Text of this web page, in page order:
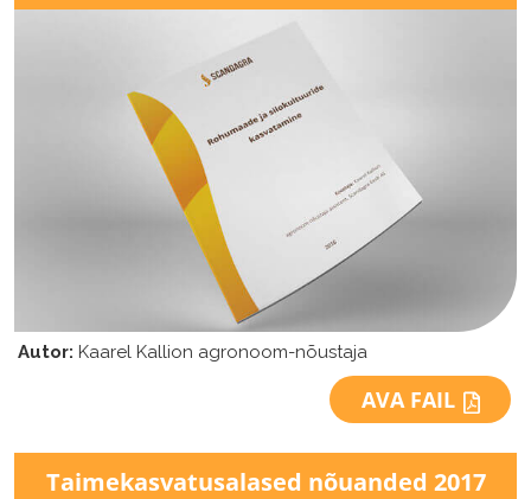
Autor: Kaarel Kallion agronoom-nõustaja
AVA FAIL
Taimekasvatusalased nõuanded 2017